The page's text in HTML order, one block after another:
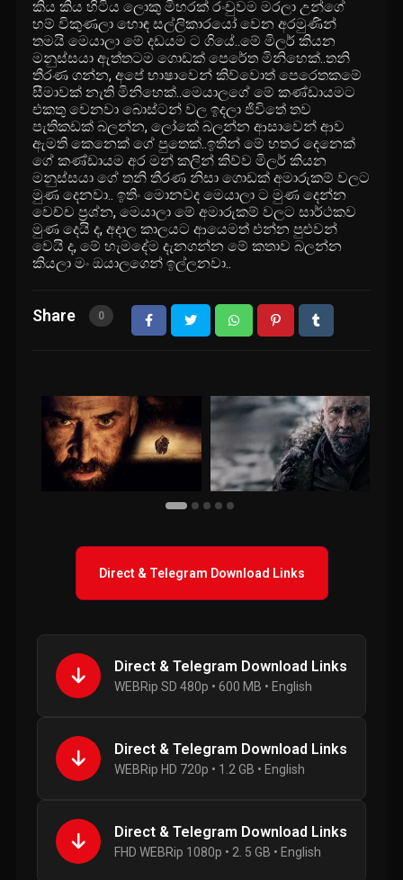
කිය කිය හිටිය ලොකු මිහරක් රංචුවම මරලා උන්ගේ
හම් විකුණලා හොඳ සල්ලිකාරයෝ වෙන අරමුණින්
තමයි මෙයාලා මේ දඩයම ට ගියේ..මේ මිලර් කියන
මනුස්සයා ඇත්තටම ගොඩක් පෙරේත මිනිහෙක්..තනි
තීරණ ගන්න, අපේ භාෂාවෙන් කිව්වොත් පෙරෙතකමේ
සීමාවක් නැති මිනිහෙක්..මෙයාලගේ මේ කණ්ඩායමට
එකතු වෙනවා බොස්ටන් වල ඉදලා ජිවිතේ තව
පැතිකඩක් බලන්න, ලෝකේ බලන්න ආසාවෙන් ආව
ඇමති කෙනෙක් ගේ පුතෙක්..ඉතින් මේ හතර දෙනෙක්
ගේ කණ්ඩායම අර මන් කලින් කිව්ව මිලර් කියන
මනුස්සයා ගේ තනි තීරණ නිසා ගොඩක් අමාරුකම් වලට
මුණ දෙනවා.. ඉතිං මොනවද මෙයාලා ට මුණ දෙන්න
වෙච්ච ප්‍රශ්න, මෙයාලා මේ අමාරුකම් වලට සාර්ථකව
මුණ දෙයි ද, අදාල කාලයට ආයෙමත් එන්න පුළුවන්
වෙයි ද, මේ හැමදේම දැනගන්න මේ කතාව බලන්න
කියලා මං ඔයාලගෙන් ඉල්ලනවා..
Share 0
Direct & Telegram Download Links
Direct & Telegram Download Links
WEBRip SD 480p • 600 MB • English
Direct & Telegram Download Links
WEBRip HD 720p • 1.2 GB • English
Direct & Telegram Download Links
FHD WEBRip 1080p • 2. 5 GB • English